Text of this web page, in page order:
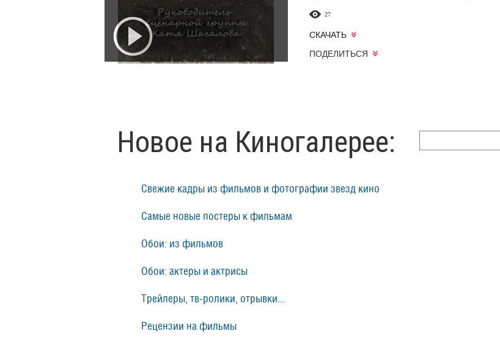
27
СКАЧАТЬ
ПОДЕЛИТЬСЯ
Новое на Киногалерее:
Свежие кадры из фильмов и фотографии звезд кино
Самые новые постеры к фильмам
Обои: из фильмов
Обои: актеры и актрисы
Трейлеры, тв-ролики, отрывки...
Рецензии на фильмы